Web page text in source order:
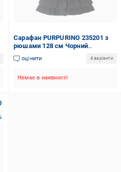
Сарафан PURPURINO 235201 з
рюшами 128 см Чорний
(235201/128)
оцінити 4 варіанти
Немає в наявності